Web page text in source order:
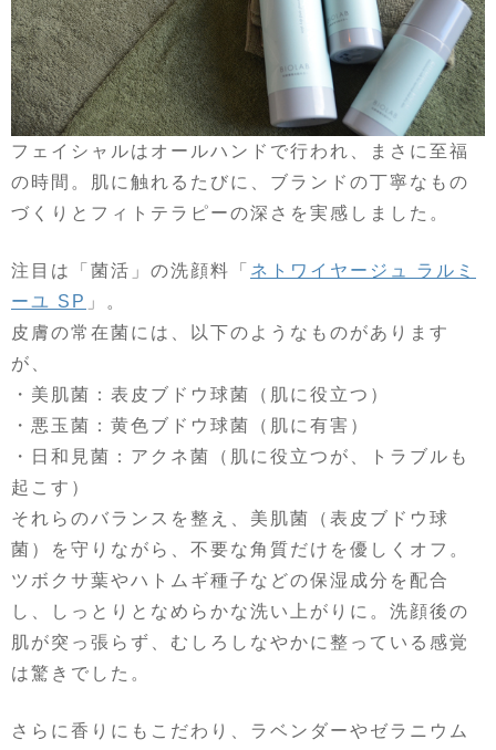
フェイシャルはオールハンドで行われ、まさに至福
の時間。肌に触れるたびに、ブランドの丁寧なもの
づくりとフィトテラピーの深さを実感しました。
注目は「菌活」の洗顔料「 ネトワイヤージュ ラルミ
ーユ SP 」。
皮膚の常在菌には、以下のようなものがあります
が、
・美肌菌：表皮ブドウ球菌（肌に役立つ）
・悪玉菌：黄色ブドウ球菌（肌に有害）
・日和見菌：アクネ菌（肌に役立つが、トラブルも
起こす）
それらのバランスを整え、美肌菌（表皮ブドウ球
菌）を守りながら、不要な角質だけを優しくオフ。
ツボクサ葉やハトムギ種子などの保湿成分を配合
し、しっとりとなめらかな洗い上がりに。洗顔後の
肌が突っ張らず、むしろしなやかに整っている感覚
は驚きでした。
さらに香りにもこだわり、ラベンダーやゼラニウム